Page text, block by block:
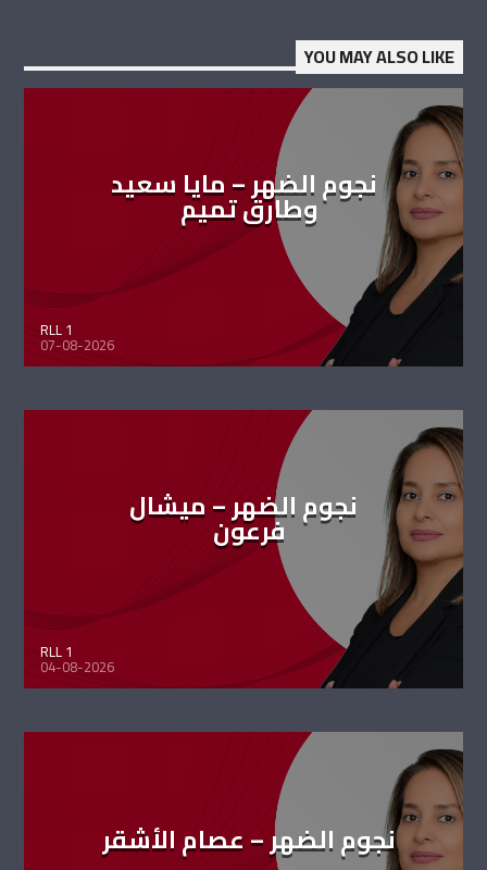
YOU MAY ALSO LIKE
نجوم الضهر – مايا سعيد
وطارق تميم
RLL 1
07-08-2026
نجوم الضهر – ميشال
فرعون
RLL 1
04-08-2026
نجوم الضهر – عصام الأشقر